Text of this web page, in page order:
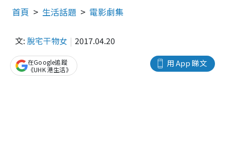
首頁 生活話題 電影劇集
文: 脫宅干物女 2017.04.20
用 App 睇文
在Google追蹤
《UHK 港生活》